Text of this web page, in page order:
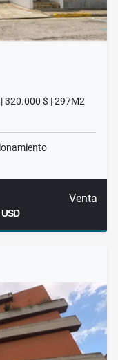
| 320.000 $ | 297M2
Venta
USD